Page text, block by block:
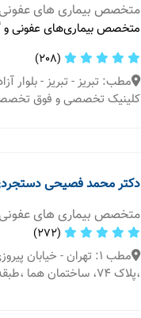
متخصص بیماری های
متخصص بیماری‌های عفونی و
(208)
مطب: تبریز - تبریز - بلوار
کلینیک تخصصی و فوق
دکتر محمد فصیحی
متخصص بیماری های
(272)
مطب 1: تهران - خیابان
،پلاک 74، ساختمان هما ،طبقه ی 4 ،واحد 10